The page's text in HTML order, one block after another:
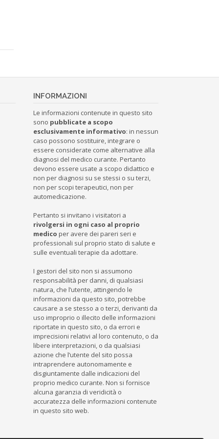
INFORMAZIONI
Le informazioni contenute in questo sito
sono pubblicate a scopo
esclusivamente informativo: in nessun
caso possono sostituire, integrare o
essere considerate come alternative alla
diagnosi del medico curante. Pertanto
devono essere usate a scopo didattico e
non per diagnosi su se stessi o su terzi,
non per scopi terapeutici, non per
automedicazione.
Pertanto si invitano i visitatori a
rivolgersi in ogni caso al proprio
medico per avere dei pareri seri e
professionali sul proprio stato di salute e
sulle eventuali terapie da adottare.
I gestori del sito non si assumono
responsabilità per danni, di qualsiasi
natura, che l’utente, attingendo le
informazioni da questo sito, potrebbe
causare a se stesso a o terzi, derivanti da
uso improprio o illecito delle informazioni
riportate in questo sito, o da errori e
imprecisioni relativi al loro contenuto, o da
libere interpretazioni, o da qualsiasi
azione che l’utente del sito possa
intraprendere autonomamente e
disgiuntamente dalle indicazioni del
proprio medico curante. Non si fornisce
alcuna garanzia di veridicità o
accuratezza delle informazioni contenute
in questo sito web.